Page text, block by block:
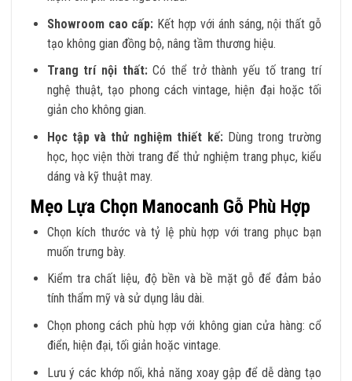
Showroom cao cấp: Kết hợp với ánh sáng, nội thất gỗ
tạo không gian đồng bộ, nâng tầm thương hiệu.
Trang trí nội thất:Có thể trở thành yếu tố trang trí
nghệ thuật, tạo phong cách vintage, hiện đại hoặc tối
giản cho không gian.
Học tập và thử nghiệm thiết kế:Dùng trong trường
học, học viện thời trang để thử nghiệm trang phục, kiểu
dáng và kỹ thuật may.
Mẹo Lựa Chọn Manocanh Gỗ Phù Hợp
Chọn kích thước và tỷ lệ phù hợp với trang phục bạn
muốn trưng bày.
Kiểm tra chất liệu, độ bền và bề mặt gỗ để đảm bảo
tính thẩm mỹ và sử dụng lâu dài.
Chọn phong cách phù hợp với không gian cửa hàng: cổ
điển, hiện đại, tối giản hoặc vintage.
Lưu ý các khớp nối, khả năng xoay gập để dễ dàng tạo